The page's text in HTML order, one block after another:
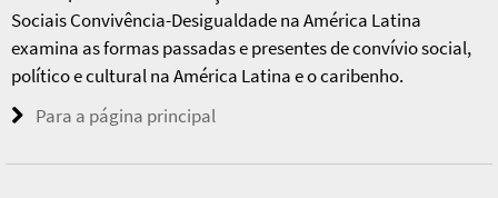
Sociais Convivência-Desigualdade na América Latina
examina as formas passadas e presentes de convívio social,
político e cultural na América Latina e o caribenho.
Para a página principal